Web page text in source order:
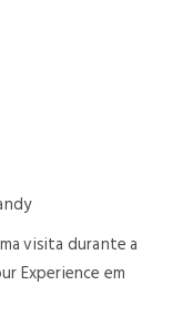
visita durante a
Experience em